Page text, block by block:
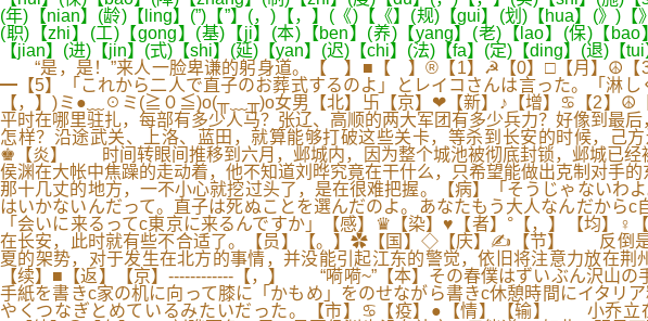
(年)【nian】(龄)【ling】(”)【”】(，)【，】(《)【《】(规)【gui】(划)【hua】(》)
(职)【zhi】(工)【gong】(基)【ji】(本)【ben】(养)【yang】(老)【lao】(保)【
【jian】(进)【jin】(式)【shi】(延)【yan】(迟)【chi】(法)【fa】(定)【ding】(退)【
“是，是！”来人一脸卑谦的躬身道。【 】■【 】®【1】☭【0】□【月】☮【3
━【5】「これから二人で直子のお葬式するのよ」とレイコさんは言った。「淋
【，】)ミ●﹏☉ミ(≧０≦)o(╥﹏╥)o女男【北】卐【京】❤【新】♪【增】♋【2】
平时在哪里驻扎，每部有多少人马？张辽、高顺的两大军团有多少兵力？好像到最
怎样？沿途武关、上洛、蓝田，就算能够打破这些关卡，等杀到长安的时候，己
♚【炎】 时间转眼间推移到六月，邺城内，因为整个城池被彻底封锁，邺城已经
侯渊在大帐中焦躁的走动着，他不知道刘晔究竟在干什么，只希望能做出克制对手
那十几丈的地方，一不小心就挖过头了，是在很难把握。【病】「そうじゃないわ
はいかないんだって。直子は死ぬことを選んだのよ。あなたもう大人なんだから
「会いに来るってc東京に来るんですか」【感】♛【染】♥【者】°【，】【
在长安，此时就有些不合适了。【员】【。】✿【国】◇【庆】✍【节】 反倒是
夏的架势，对于发生在北方的事情，并没能引起江东的警觉，依旧将注意力放在
【续】■【返】【京】------------【，】 “嗬嗬~”【本】その春僕はずいぶん沢山
手紙を書きc家の机に向って膝に「かもめ」をのせながら書きc休憩時間にイタリ
やくつなぎとめているみたいだった。【市】♋【疫】●【情】【输】 小乔